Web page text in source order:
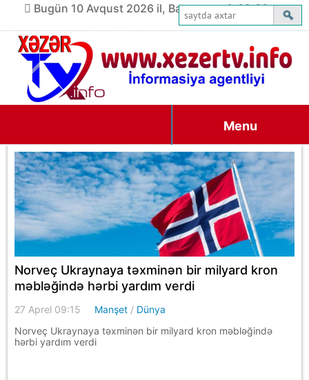
Bugün 10 Avqust 2026 il, Bazar ertəsi, 09:30
Menu
Norveç Ukraynaya təxminən bir milyard kron
məbləğində hərbi yardım verdi
27 Aprel 09:15 Manşet / Dünya
Norveç Ukraynaya təxminən bir milyard kron məbləğində
hərbi yardım verdi